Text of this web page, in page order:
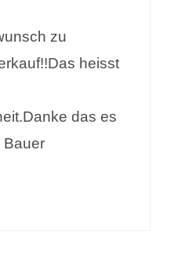
zu
heisst
das es
Bauer